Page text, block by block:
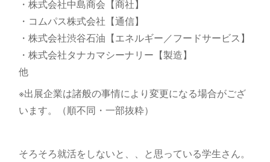
・株式会社中島商会【商社】
・コムパス株式会社【通信】
・株式会社渋谷石油【エネルギー／フードサービス】
・株式会社タナカマシーナリー【製造】
他
※出展企業は諸般の事情により変更になる場合がござ
います。（順不同・一部抜粋）
そろそろ就活をしないと、、と思っている学生さん。